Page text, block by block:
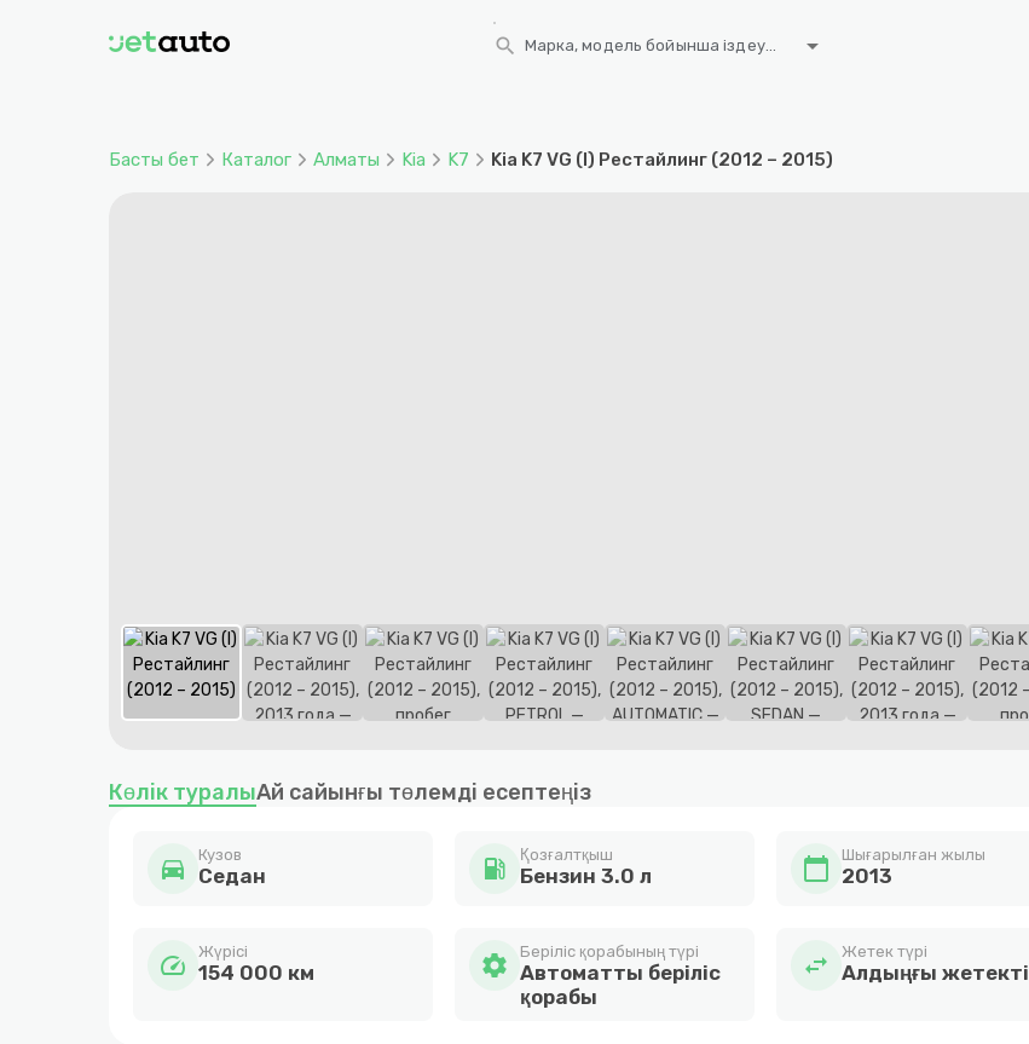
search Марка, модель бойынша іздеу... arrow_drop_down
Басты бет Каталог Алматы Kia K7 Kia K7 VG (I) Рестайлинг (2012 – 2015)
1
of
Көлік туралыАй сайынғы төлемді есептеңіз
directions_car Кузов
Седан local_gas_station Қозғалтқыш
Бензин 3.0 л calendar_today Шығарылған жылы
2013
speed Жүрісі
154 000 км settings Беріліс қорабының түрі
Автоматты беріліс
қорабы
swap_horiz Жетек түрі
Алдыңғы жетекті